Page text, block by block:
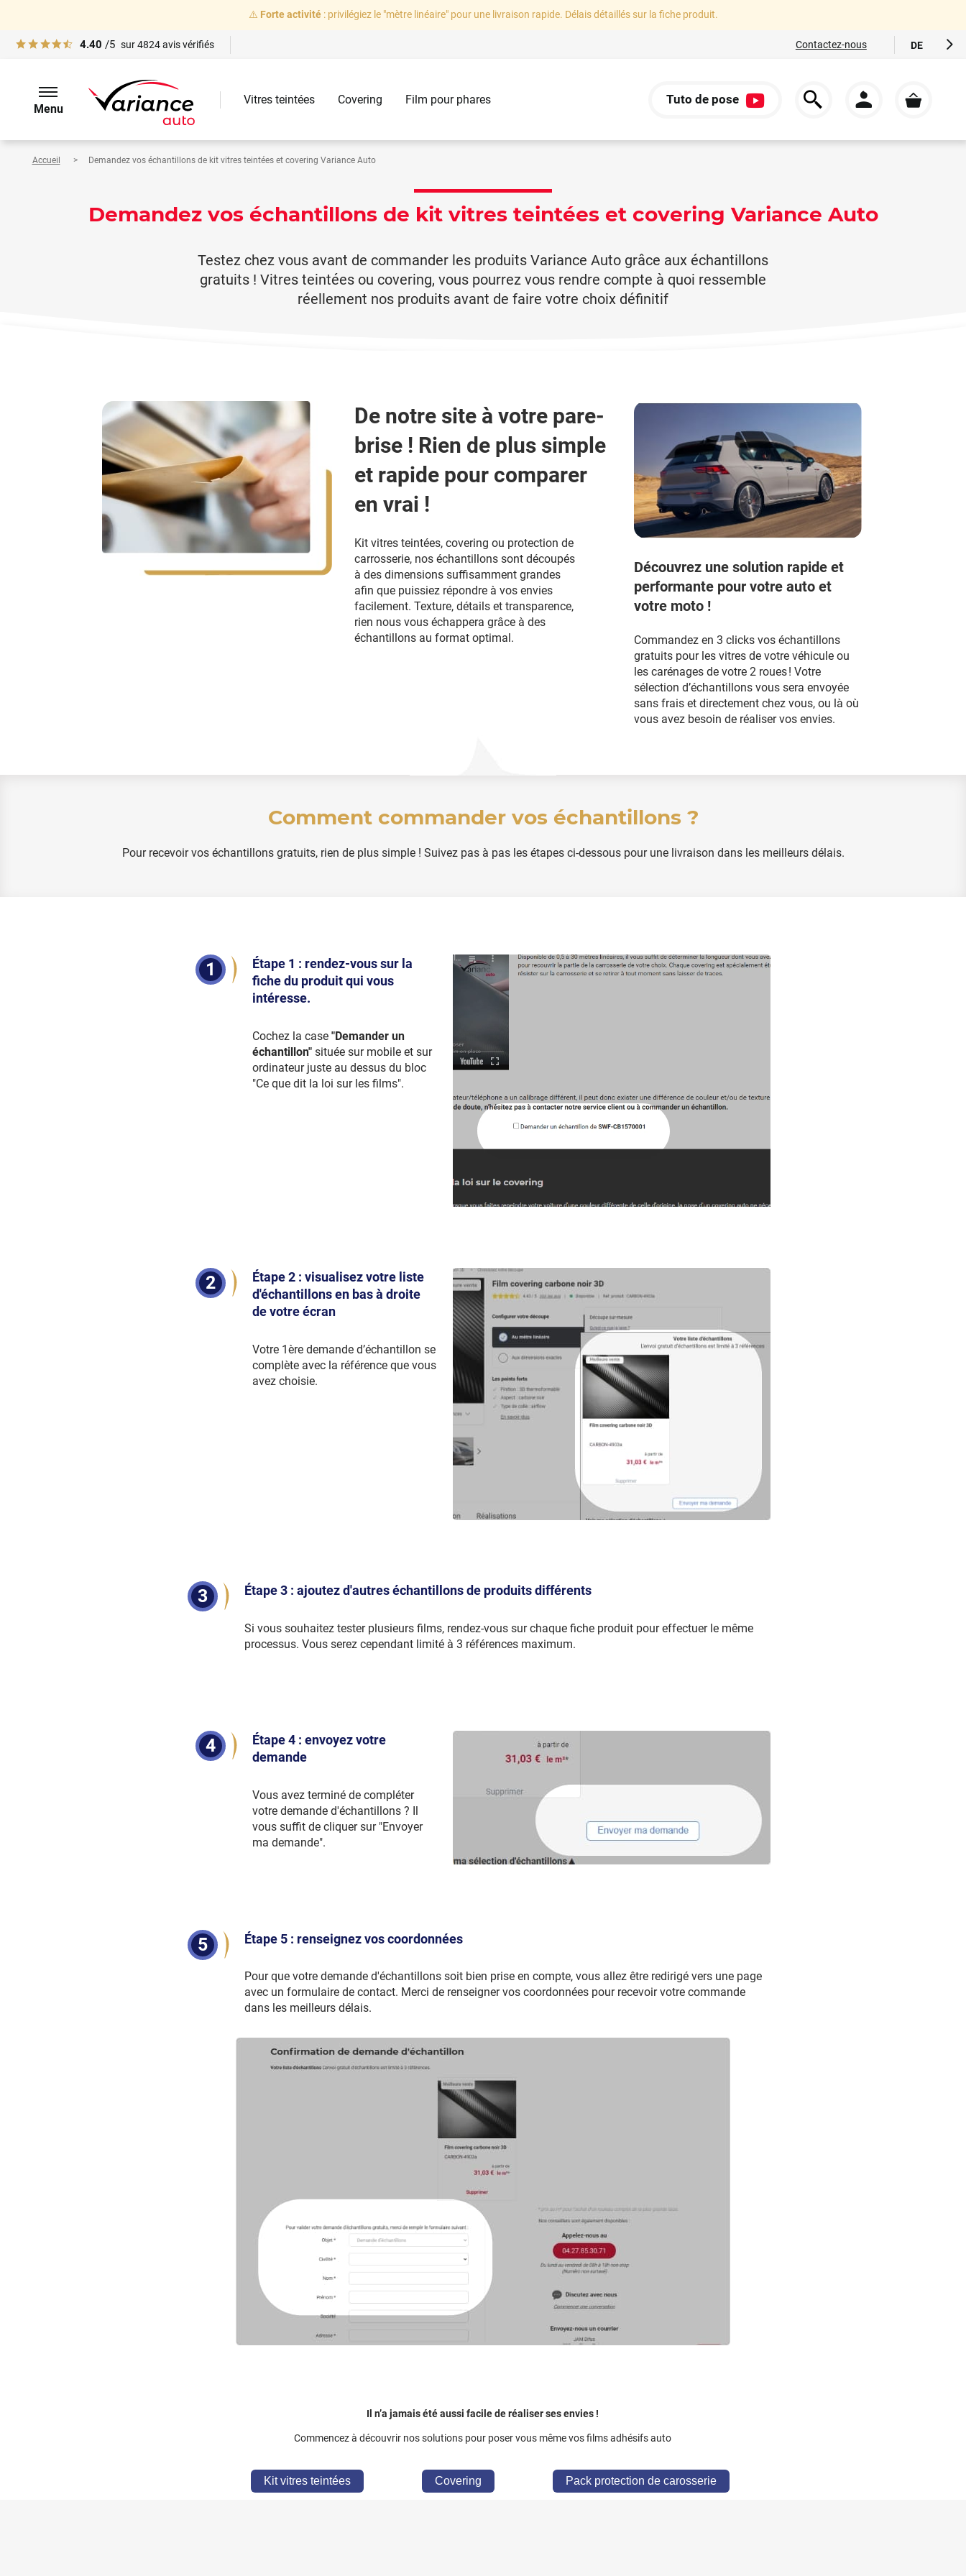
⚠️ Forte activité: privilégiez le "mètre linéaire" pour une livraison rapide. Délais détaillés sur la fiche produit.
4.40 /5 sur4824avis vérifiés Contactez-nous DE
Menu
Vitres teintées Covering Film pour phares Tuto de pose
Accueil Demandez vos échantillons de kit vitres teintées et covering Variance Auto
Demandez vos échantillons de kit vitres teintées et covering Variance Auto
Testez chez vous avant de commander les produits Variance Auto grâce aux échantillons
gratuits ! Vitres teintées ou covering, vous pourrez vous rendre compte à quoi ressemble
réellement nos produits avant de faire votre choix définitif
De notre site à votre pare-
brise ! Rien de plus simple
et rapide pour comparer
en vrai !
Kit vitres teintées, covering ou protection de
carrosserie, nos échantillons sont découpés
à des dimensions suffisamment grandes
afin que puissiez répondre à vos envies
facilement. Texture, détails et transparence,
rien nous vous échappera grâce à des
échantillons au format optimal.
Découvrez une solution rapide et
performante pour votre auto et
votre moto !
Commandez en 3 clicks vos échantillons
gratuits pour les vitres de votre véhicule ou
les carénages de votre 2 roues ! Votre
sélection d’échantillons vous sera envoyée
sans frais et directement chez vous, ou là où
vous avez besoin de réaliser vos envies.
Comment commander vos échantillons ?
Pour recevoir vos échantillons gratuits, rien de plus simple ! Suivez pas à pas les étapes ci-dessous pour une livraison dans les meilleurs délais.
1
Étape 1 : rendez-vous sur la
fiche du produit qui vous
intéresse.
Cochez la case"Demander un
échantillon" située sur mobile et sur
ordinateur juste au dessus du bloc
"Ce que dit la loi sur les films".
2
Étape 2 : visualisez votre liste
d'échantillons en bas à droite
de votre écran
Votre 1ère demande d’échantillon se
complète avec la référence que vous
avez choisie.
3 Étape 3 : ajoutez d'autres échantillons de produits différents
Si vous souhaitez tester plusieurs films, rendez-vous sur chaque fiche produit pour effectuer le même
processus. Vous serez cependant limité à 3 références maximum.
4
Étape 4 : envoyez votre
demande
Vous avez terminé de compléter
votre demande d'échantillons ? Il
vous suffit de cliquer sur "Envoyer
ma demande".
5 Étape 5 : renseignez vos coordonnées
Pour que votre demande d'échantillons soit bien prise en compte, vous allez être redirigé vers une page
avec un formulaire de contact. Merci de renseigner vos coordonnées pour recevoir votre commande
dans les meilleurs délais.
Il n’a jamais été aussi facile de réaliser ses envies !
Commencez à découvrir nos solutions pour poser vous même vos films adhésifs auto
Kit vitres teintées Covering Pack protection de carosserie